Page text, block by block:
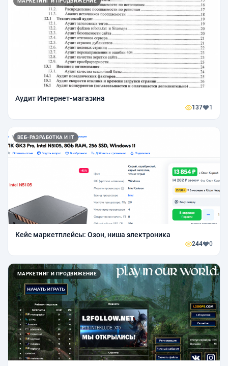
Аудит Интернет-магазина
137 1
ВЕБ-РАЗРАБОТКА И IT
Кейс маркетплейсы: Озон, ниша электроника
244 0
МАРКЕТИНГ И ПРОДВИЖЕНИЕ